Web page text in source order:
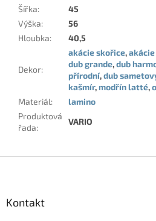
Šířka:
45
Výška:
56
Hloubka: 40,5
Dekor:
akácie skořice,
dub grande,dub
přírodní,dub
kašmír,modřín latté,
Materiál:
lamino
Produktová
řada:
VARIO
Kontakt